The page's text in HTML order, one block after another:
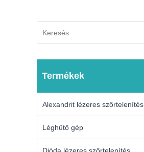
Termékek
Alexandrit lézeres szőrtelenítés
Léghűtő gép